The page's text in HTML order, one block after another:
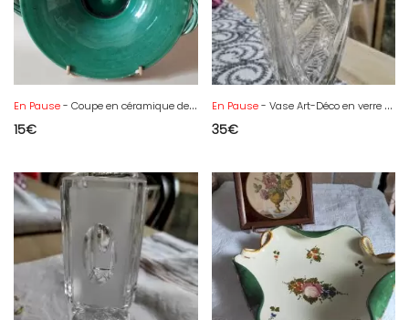
En Pause- Coupe en céramique de Vallauris, manufacture Aegitna
15€
En Pause- Vase Art-Déco en verre moulé-pressé
35€